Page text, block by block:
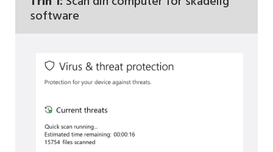
software